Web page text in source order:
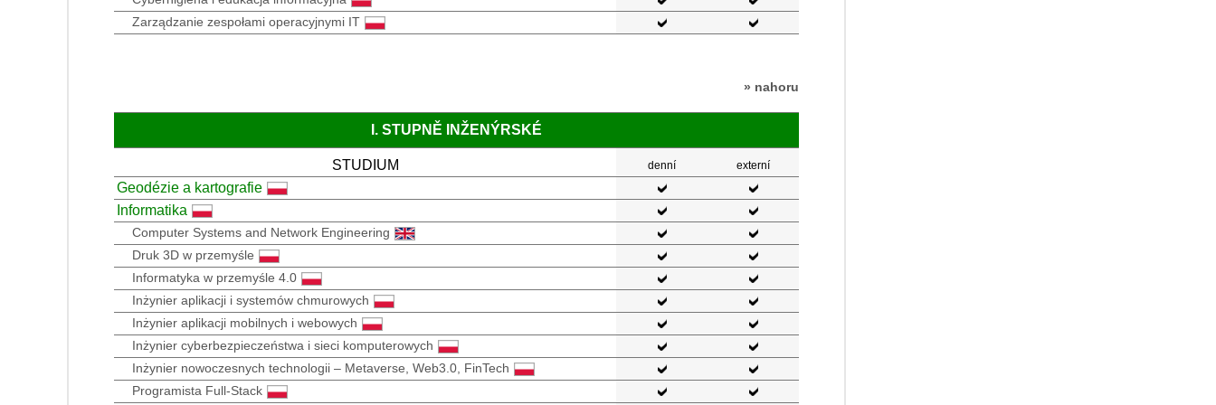
Zarządzanie zespołami operacyjnymi IT
» nahoru
I. STUPNĚ INŽENÝRSKÉ
STUDIUM denní externí
Geodézie a kartografie
Informatika
Computer Systems and Network Engineering
Druk 3D w przemyśle
Informatyka w przemyśle 4.0
Inżynier aplikacji i systemów chmurowych
Inżynier aplikacji mobilnych i webowych
Inżynier cyberbezpieczeństwa i sieci komputerowych
Inżynier nowoczesnych technologii – Metaverse, Web3.0, FinTech
Programista Full-Stack